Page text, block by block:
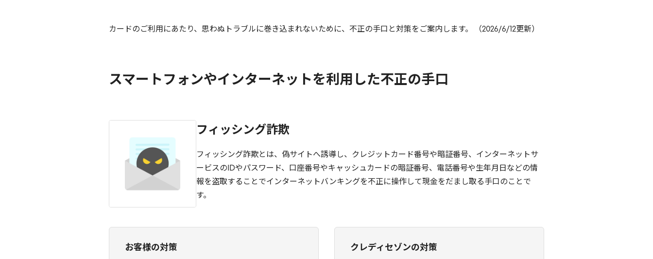
カードのご利用にあたり、思わぬトラブルに巻き込まれないために、不正の手口と対策をご案内します。 （2026/6/12更新）
スマートフォンやインターネットを利用した不正の手口
フィッシング詐欺
フィッシング詐欺とは、偽サイトへ誘導し、クレジットカード番号や暗証番号、インターネットサ
ービスのIDやパスワード、口座番号やキャッシュカードの暗証番号、電話番号や生年月日などの情
報を盗取することでインターネットバンキングを不正に操作して現金をだまし取る手口のことで
す。
お客様の対策 クレディセゾンの対策